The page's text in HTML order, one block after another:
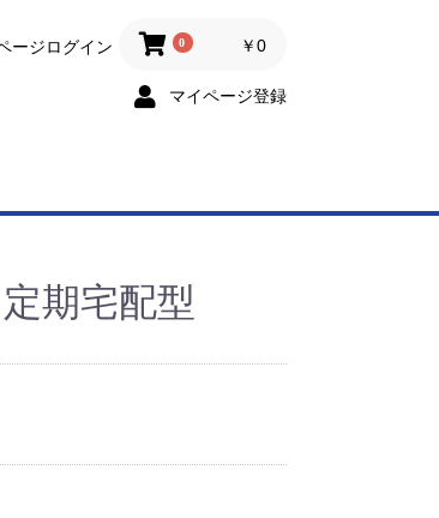
ージログイン 0 ￥0
マイページ登録
期宅配型